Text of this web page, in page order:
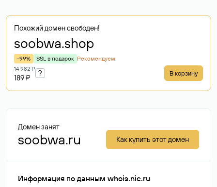
Похожий домен свободен!
soobwa.shop
-99% SSL в подарок Рекомендуем
14 982 ₽
189 ₽
? В корзину
Домен занят
soobwa.ru Как купить этот домен
Информация по данным whois.nic.ru